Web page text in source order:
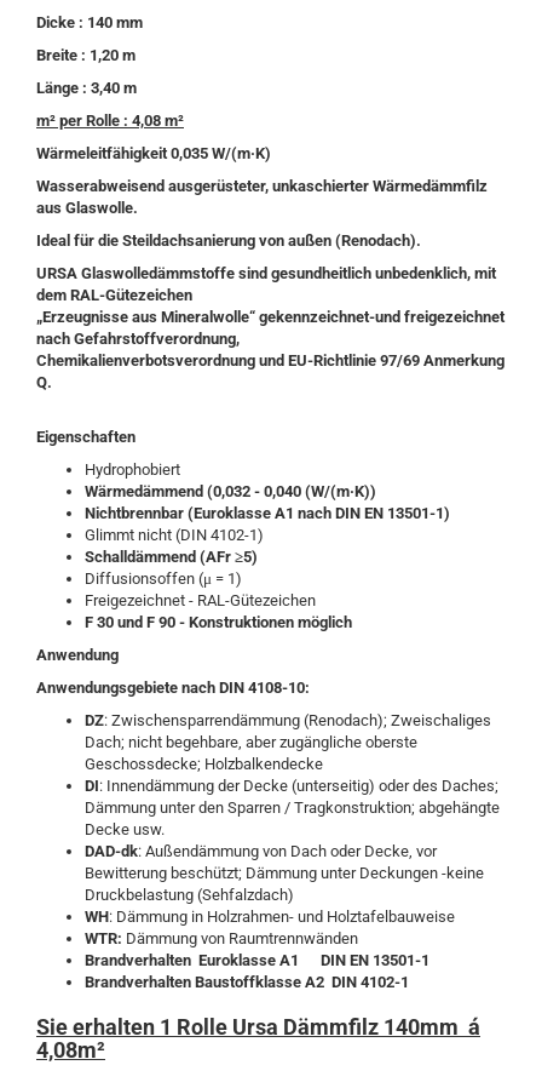
Dicke : 140 mm
Breite : 1,20 m
Länge : 3,40 m
m² per Rolle : 4,08 m²
Wärmeleitfähigkeit 0,035 W/(m·K)
Wasserabweisend ausgerüsteter, unkaschierter Wärmedämmfilz
aus Glaswolle.
Ideal für die Steildachsanierung von außen (Renodach).
URSA Glaswolledämmstoffe sind gesundheitlich unbedenklich, mit
dem RAL-Gütezeichen
„Erzeugnisse aus Mineralwolle“ gekennzeichnet-und freigezeichnet
nach Gefahrstoffverordnung,
Chemikalienverbotsverordnung und EU-Richtlinie 97/69 Anmerkung
Q.
Eigenschaften
Hydrophobiert
Wärmedämmend (0,032 - 0,040 (W/(m·K))
Nichtbrennbar (Euroklasse A1 nach DIN EN 13501-1)
Glimmt nicht (DIN 4102-1)
Schalldämmend (AFr ≥5)
Diffusionsoffen (μ = 1)
Freigezeichnet - RAL-Gütezeichen
F 30 und F 90 - Konstruktionen möglich
Anwendung
Anwendungsgebiete nach DIN 4108-10:
DZ: Zwischensparrendämmung (Renodach); Zweischaliges
Dach; nicht begehbare, aber zugängliche oberste
Geschossdecke; Holzbalkendecke
DI: Innendämmung der Decke (unterseitig) oder des Daches;
Dämmung unter den Sparren / Tragkonstruktion; abgehängte
Decke usw.
DAD-dk: Außendämmung von Dach oder Decke, vor
Bewitterung beschützt; Dämmung unter Deckungen -keine
Druckbelastung (Sehfalzdach)
WH: Dämmung in Holzrahmen- und Holztafelbauweise
WTR: Dämmung von Raumtrennwänden
Brandverhalten Euroklasse A1
DIN EN 13501-1
Brandverhalten Baustoffklasse A2 DIN 4102-1
Sie erhalten 1 Rolle Ursa Dämmfilz 140mm á
4,08m²